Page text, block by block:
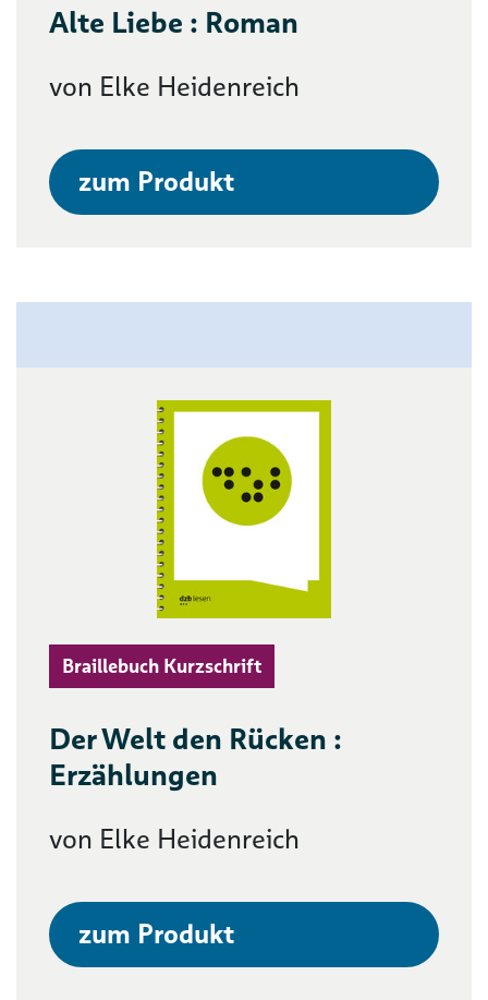
Alte Liebe : Roman
von Elke Heidenreich
zum Produkt
Braillebuch Kurzschrift
Der Welt den Rücken :
Erzählungen
von Elke Heidenreich
zum Produkt